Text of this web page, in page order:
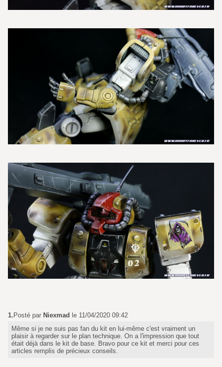
1. Posté par Niexmad le 11/04/2020 09:42
Même si je ne suis pas fan du kit en lui-même c'est vraiment un
plaisir à regarder sur le plan technique. On a l'impression que tout
était déjà dans le kit de base. Bravo pour ce kit et merci pour ces
articles remplis de précieux conseils.